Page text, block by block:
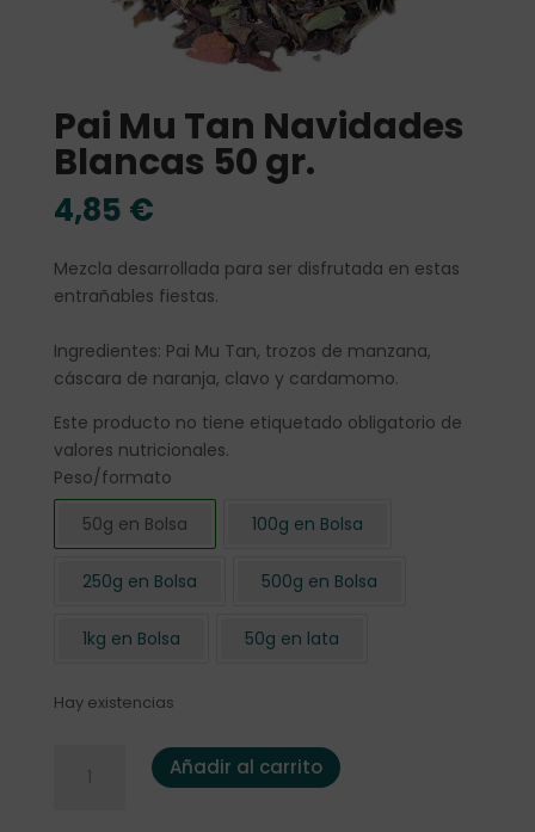
Pai Mu Tan Navidades
Blancas 50 gr.
4,85 €
Mezcla desarrollada para ser disfrutada en estas
entrañables fiestas.
Ingredientes: Pai Mu Tan, trozos de manzana,
cáscara de naranja, clavo y cardamomo.
Este producto no tiene etiquetado obligatorio de
valores nutricionales.
Peso/formato
50g en Bolsa
100g en Bolsa
250g en Bolsa 500g en Bolsa
1kg en Bolsa 50g en lata
Hay existencias
Pai Mu Tan Navidades Blancas 50 gr. cantidad
Añadir al carrito